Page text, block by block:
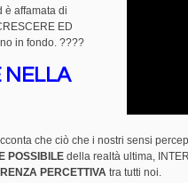
è affamata di
ED
in fondo. ????
NELLA
che ciò che i nostri sensi
POSSIBILE della realtà ultima,
PERCETTIVA tra tutti noi.